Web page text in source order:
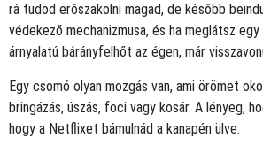
rá tudod erőszakolni magad, de később
védekező mechanizmusa, és ha meglátsz
árnyalatú bárányfelhőt az égen, már
Egy csomó olyan mozgás van, ami örömet
bringázás, úszás, foci vagy kosár. A lényeg,
hogy a Netflixet bámulnád a kanapén ülve.